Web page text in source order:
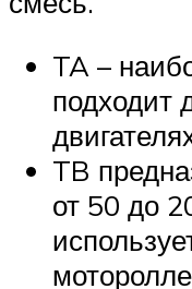
TA –
подходит
TB
от 50 до